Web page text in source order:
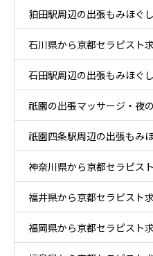
狛田駅周辺の出張もみほぐ
石川県から京都セラピスト
石田駅周辺の出張もみほぐ
祇園の出張マッサージ・夜
祇園四条駅周辺の出張もみ
ケア
神奈川県から京都セラピス
福井県から京都セラピスト
福岡県から京都セラピスト